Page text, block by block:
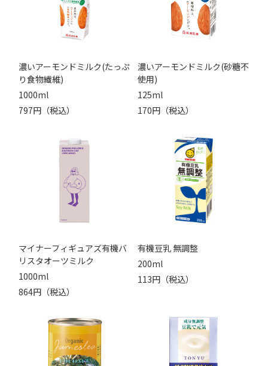
濃いアーモンドミルク(たっぷ
り食物繊維)
1000ml
797円（税込）
濃いアーモンドミルク(砂糖不
使用)
125ml
170円（税込）
マイナーフィギュアズ有機バ
リスタオーツミルク
1000ml
864円（税込）
有機豆乳 無調整
200ml
113円（税込）